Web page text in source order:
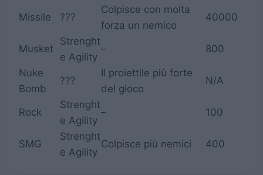
Missile ???
Colpisce con molta
forza un nemico
40000
Musket
Strenght
e Agility
– 800
Nuke
Bomb
???
Il proiettile più forte
del gioco
N/A
Rock
Strenght
e Agility
– 100
SMG
Strenght
e Agility
Colpisce più nemici 400